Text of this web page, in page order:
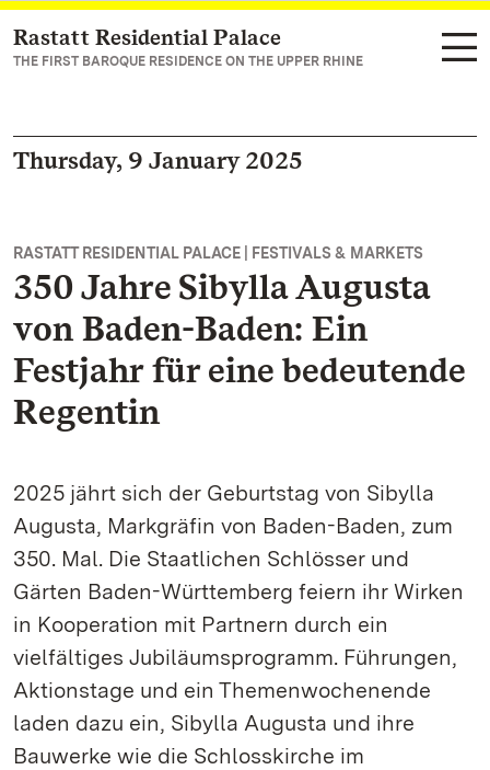
Navigate to main page
Rastatt Residential Palace
THE FIRST BAROQUE RESIDENCE ON THE UPPER RHINE
Thursday, 9 January 2025
RASTATT RESIDENTIAL PALACE | FESTIVALS & MARKETS
350 Jahre Sibylla Augusta
von Baden-Baden: Ein
Festjahr für eine bedeutende
Regentin
2025 jährt sich der Geburtstag von Sibylla
Augusta, Markgräfin von Baden-Baden, zum
350. Mal. Die Staatlichen Schlösser und
Gärten Baden-Württemberg feiern ihr Wirken
in Kooperation mit Partnern durch ein
vielfältiges Jubiläumsprogramm. Führungen,
Aktionstage und ein Themenwochenende
laden dazu ein, Sibylla Augusta und ihre
Bauwerke wie die Schlosskirche im